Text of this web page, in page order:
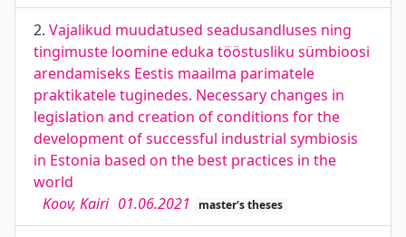
2. Vajalikud muudatused seadusandluses ning
tingimuste loomine eduka tööstusliku sümbioosi
arendamiseks Eestis maailma parimatele
praktikatele tuginedes. Necessary changes in
legislation and creation of conditions for the
development of successful industrial symbiosis
in Estonia based on the best practices in the
world
Koov, Kairi 01.06.2021 master's theses